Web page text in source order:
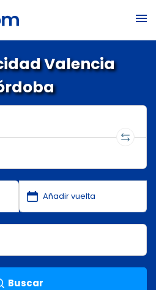
Valencia
Buscar